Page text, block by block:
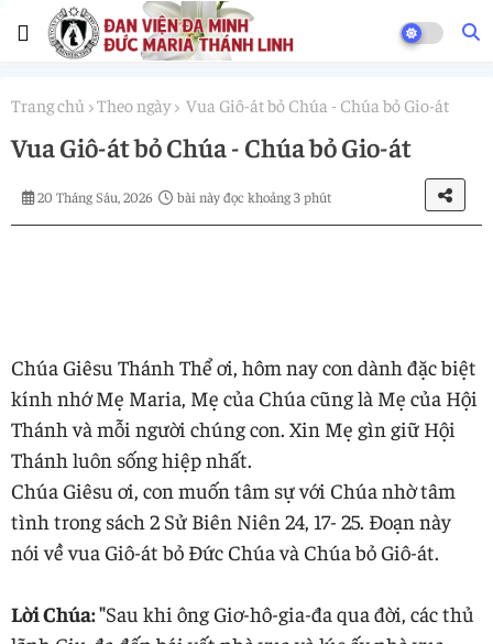
Trang chủ Theo ngày Vua Giô-át bỏ Chúa - Chúa bỏ Gio-át
Vua Giô-át bỏ Chúa - Chúa bỏ Gio-át
20 Tháng Sáu, 2026 bài này đọc khoảng 3 phút
Chúa Giêsu Thánh Thể ơi, hôm nay con dành đặc biệt
kính nhớ Mẹ Maria, Mẹ của Chúa cũng là Mẹ của Hội
Thánh và mỗi người chúng con. Xin Mẹ gìn giữ Hội
Thánh luôn sống hiệp nhất.
Chúa Giêsu ơi, con muốn tâm sự với Chúa nhờ tâm
tình trong sách 2 Sử Biên Niên 24, 17- 25. Đoạn này
nói về vua Giô-át bỏ Đức Chúa và Chúa bỏ Giô-át.
Lời Chúa: "Sau khi ông Giơ-hô-gia-đa qua đời, các thủ